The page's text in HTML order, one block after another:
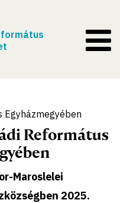
Egyházmegyében
Református
Maroslelei
2025.